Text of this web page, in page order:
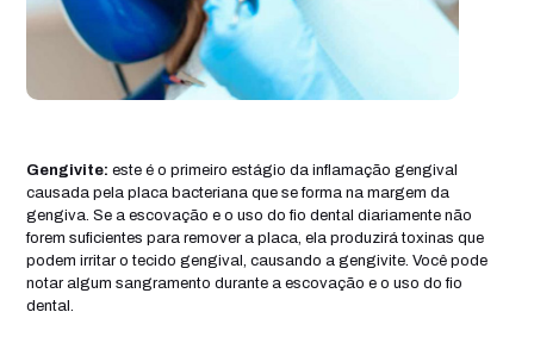
Gengivite:este é o primeiro estágio da inflamação gengival
causada pela placa bacteriana que se forma na margem da
gengiva. Se a escovação e o uso do fio dental diariamente não
forem suficientes para remover a placa, ela produzirá toxinas que
podem irritar o tecido gengival, causando a gengivite. Você pode
notar algum sangramento durante a escovação e o uso do fio
dental.